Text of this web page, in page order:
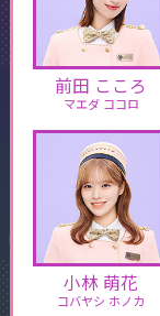
前田 こころ
マエダ ココロ
小林 萌花
コバヤシ ホノカ